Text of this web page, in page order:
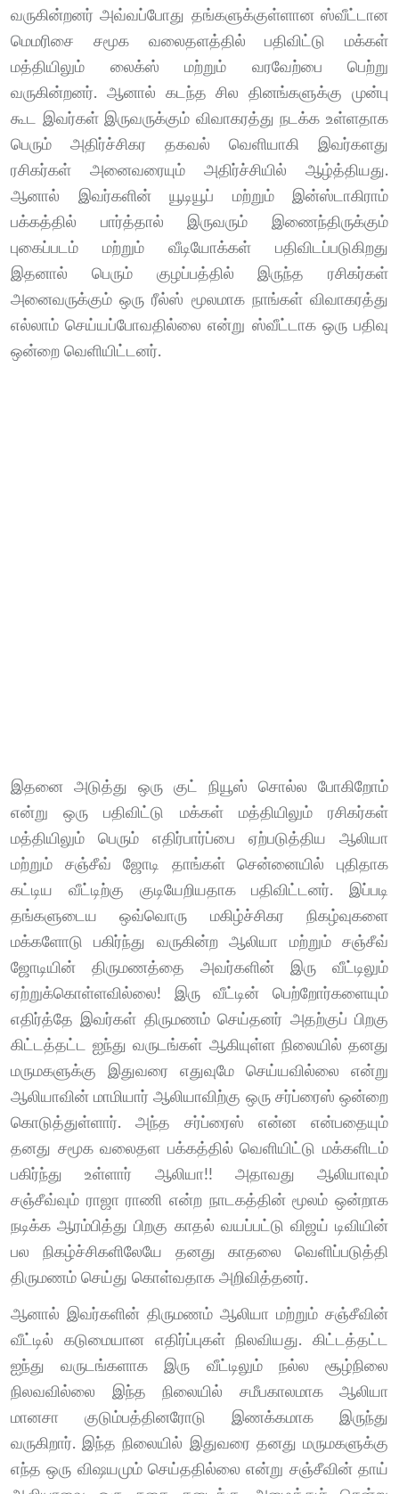
வருகின்றனர் அவ்வப்போது தங்களுக்குள்ளான ஸ்வீட்டான
மெமரிசை சமூக வலைதளத்தில் பதிவிட்டு மக்கள்
மத்தியிலும் லைக்ஸ் மற்றும் வரவேற்பை பெற்று
வருகின்றனர். ஆனால் கடந்த சில தினங்களுக்கு முன்பு
கூட இவர்கள் இருவருக்கும் விவாகரத்து நடக்க உள்ளதாக
பெரும் அதிர்ச்சிகர தகவல் வெளியாகி இவர்களது
ரசிகர்கள் அனைவரையும் அதிர்ச்சியில் ஆழ்த்தியது.
ஆனால் இவர்களின் யூடியூப் மற்றும் இன்ஸ்டாகிராம்
பக்கத்தில் பார்த்தால் இருவரும் இணைந்திருக்கும்
புகைப்படம் மற்றும் வீடியோக்கள் பதிவிடப்படுகிறது
இதனால் பெரும் குழப்பத்தில் இருந்த ரசிகர்கள்
அனைவருக்கும் ஒரு ரீல்ஸ் மூலமாக நாங்கள் விவாகரத்து
எல்லாம் செய்யப்போவதில்லை என்று ஸ்வீட்டாக ஒரு பதிவு
ஒன்றை வெளியிட்டனர்.
இதனை அடுத்து ஒரு குட் நியூஸ் சொல்ல போகிறோம்
என்று ஒரு பதிவிட்டு மக்கள் மத்தியிலும் ரசிகர்கள்
மத்தியிலும் பெரும் எதிர்பார்ப்பை ஏற்படுத்திய ஆலியா
மற்றும் சஞ்சீவ் ஜோடி தாங்கள் சென்னையில் புதிதாக
கட்டிய வீட்டிற்கு குடியேறியதாக பதிவிட்டனர். இப்படி
தங்களுடைய ஒவ்வொரு மகிழ்ச்சிகர நிகழ்வுகளை
மக்களோடு பகிர்ந்து வருகின்ற ஆலியா மற்றும் சஞ்சீவ்
ஜோடியின் திருமணத்தை அவர்களின் இரு வீட்டிலும்
ஏற்றுக்கொள்ளவில்லை! இரு வீட்டின் பெற்றோர்களையும்
எதிர்த்தே இவர்கள் திருமணம் செய்தனர் அதற்குப் பிறகு
கிட்டத்தட்ட ஐந்து வருடங்கள் ஆகியுள்ள நிலையில் தனது
மருமகளுக்கு இதுவரை எதுவுமே செய்யவில்லை என்று
ஆலியாவின் மாமியார் ஆலியாவிற்கு ஒரு சர்ப்ரைஸ் ஒன்றை
கொடுத்துள்ளார். அந்த சர்ப்ரைஸ் என்ன என்பதையும்
தனது சமூக வலைதள பக்கத்தில் வெளியிட்டு மக்களிடம்
பகிர்ந்து உள்ளார் ஆலியா!! அதாவது ஆலியாவும்
சஞ்சீவ்வும் ராஜா ராணி என்ற நாடகத்தின் மூலம் ஒன்றாக
நடிக்க ஆரம்பித்து பிறகு காதல் வயப்பட்டு விஜய் டிவியின்
பல நிகழ்ச்சிகளிலேயே தனது காதலை வெளிப்படுத்தி
திருமணம் செய்து கொள்வதாக அறிவித்தனர்.
ஆனால் இவர்களின் திருமணம் ஆலியா மற்றும் சஞ்சீவின்
வீட்டில் கடுமையான எதிர்ப்புகள் நிலவியது. கிட்டத்தட்ட
ஐந்து வருடங்களாக இரு வீட்டிலும் நல்ல சூழ்நிலை
நிலவவில்லை இந்த நிலையில் சமீபகாலமாக ஆலியா
மானசா குடும்பத்தினரோடு இணக்கமாக இருந்து
வருகிறார். இந்த நிலையில் இதுவரை தனது மருமகளுக்கு
எந்த ஒரு விஷயமும் செய்ததில்லை என்று சஞ்சீவின் தாய்